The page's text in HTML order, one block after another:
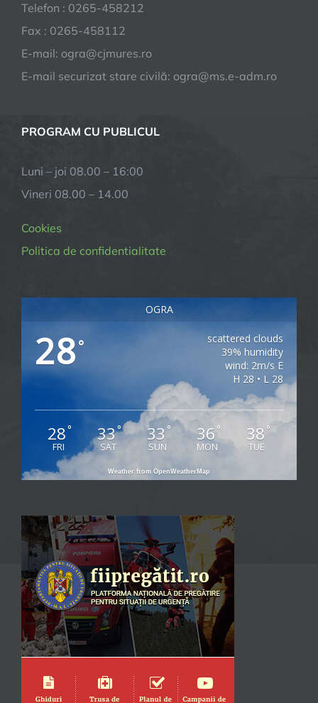
Telefon : 0265-458212
Fax : 0265-458112
E-mail: ogra@cjmures.ro
E-mail securizat stare civilă: ogra@ms.e-adm.ro
PROGRAM CU PUBLICUL
Luni – joi 08.00 – 16:00
Vineri 08.00 – 14.00
Cookies
Politica de confidentialitate
OGRA
28°
scattered clouds
39% humidity
wind: 2m/s E
H 28 • L 28
28°
FRI
33°
SAT
33°
SUN
36 °
MON
38 °
TUE
Weather from OpenWeatherMap